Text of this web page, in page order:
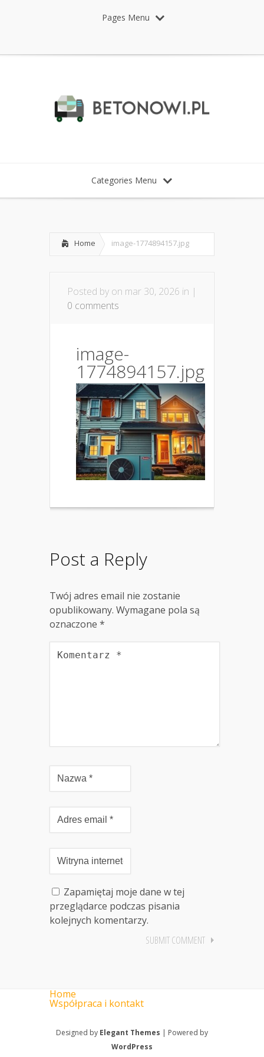
Pages Menu
Categories Menu
Home image-1774894157.jpg
Posted by on mar 30, 2026 in |
0 comments
image-
1774894157.jpg
Post a Reply
Twój adres email nie zostanie
opublikowany. Wymagane pola są
oznaczone *
Zapamiętaj moje dane w tej
przeglądarce podczas pisania
kolejnych komentarzy.
Home
Współpraca i kontakt
Designed by Elegant Themes | Powered by
WordPress